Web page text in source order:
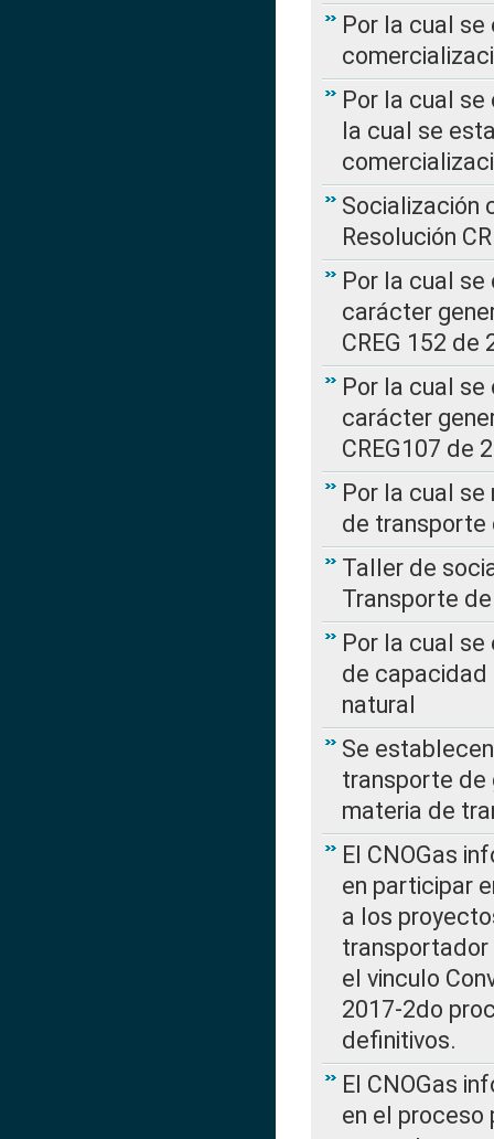
Por la cual
Por la cual se
la cual se
Socialización
Resolución
Por la cual
carácter
CREG 152 de
Por la cual
carácter
CREG107 de
Por la cual
de transporte
Taller de
Transporte
Por la cual
de capacidad
natural
Se
transporte de
materia de
El CNOGas
en participar
a los
transportador
el vinculo
2017-2do
definitivos.
El CNOGas
en el proceso